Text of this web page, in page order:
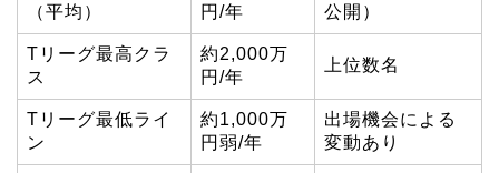
（平均）
円/年
公開）
Tリーグ最高クラ
ス
約2,000万
円/年
上位数名
Tリーグ最低ライ
ン
約1,000万
円弱/年
出場機会による
変動あり